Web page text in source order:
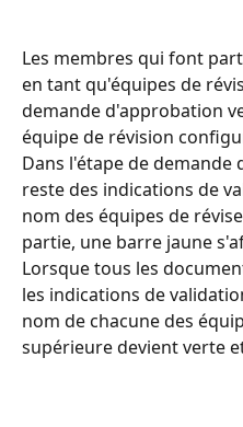
Les membres qui font
en tant qu'équipes de
demande d'approbation
équipe de révision
Dans l'étape de
reste des indications de
nom des équipes de
partie, une barre jaune
Lorsque tous les
les indications de
nom de chacune des
supérieure devient verte